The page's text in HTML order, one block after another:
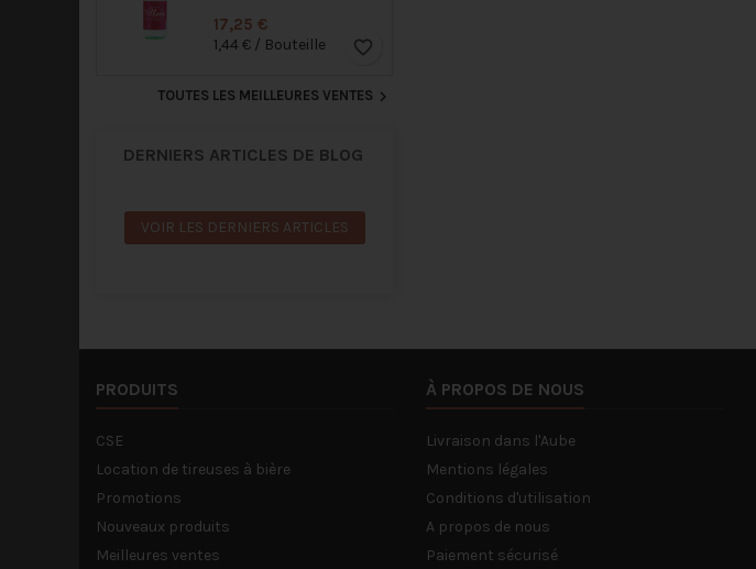
Prix
17,25 €
1,44 € / Bouteille favorite_border
TOUTES LES MEILLEURES VENTES 
DERNIERS ARTICLES DE BLOG
VOIR LES DERNIERS ARTICLES
PRODUITS
CSE
Location de tireuses à bière
Promotions
Nouveaux produits
Meilleures ventes
À PROPOS DE NOUS
Livraison dans l'Aube
Mentions légales
Conditions d'utilisation
A propos de nous
Paiement sécurisé